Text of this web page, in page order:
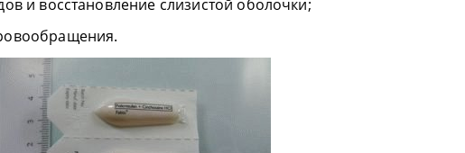
и восстановление слизистой оболочки;